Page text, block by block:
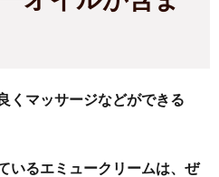
くマッサージなどができる
いるエミュークリームは、ぜ